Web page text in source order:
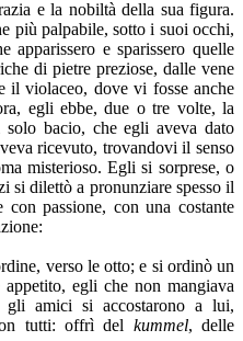
e la nobiltà della sua figura.
più palpabile, sotto i suoi occhi,
apparissero e sparissero quelle
di pietre preziose, dalle vene
il violaceo, dove vi fosse anche
egli ebbe, due o tre volte, la
bacio, che egli aveva dato
ricevuto, trovandovi il senso
misterioso. Egli si sorprese, o
si dilettò a pronunziare spesso il
passione, con una costante
verso le otto; e si ordinò un
egli che non mangiava
gli amici si accostarono a lui,
tutti: offrì del kummel, delle